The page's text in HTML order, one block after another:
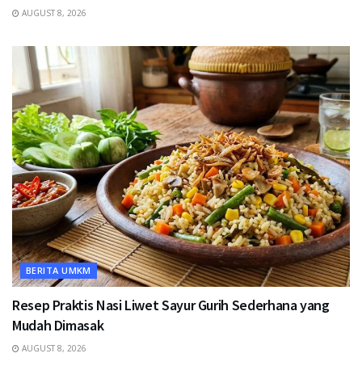
AUGUST 8, 2026
BERITA UMKM
Resep Praktis Nasi Liwet Sayur Gurih Sederhana yang
Mudah Dimasak
AUGUST 8, 2026